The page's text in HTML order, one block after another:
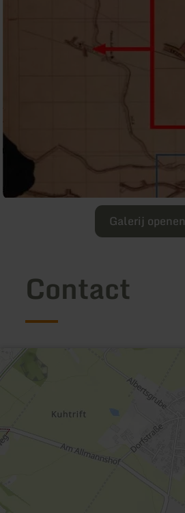
Galerij openen
Contact